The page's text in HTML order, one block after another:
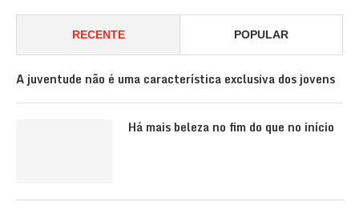
RECENTE POPULAR
A juventude não é uma característica exclusiva dos jovens
Há mais beleza no fim do que no início